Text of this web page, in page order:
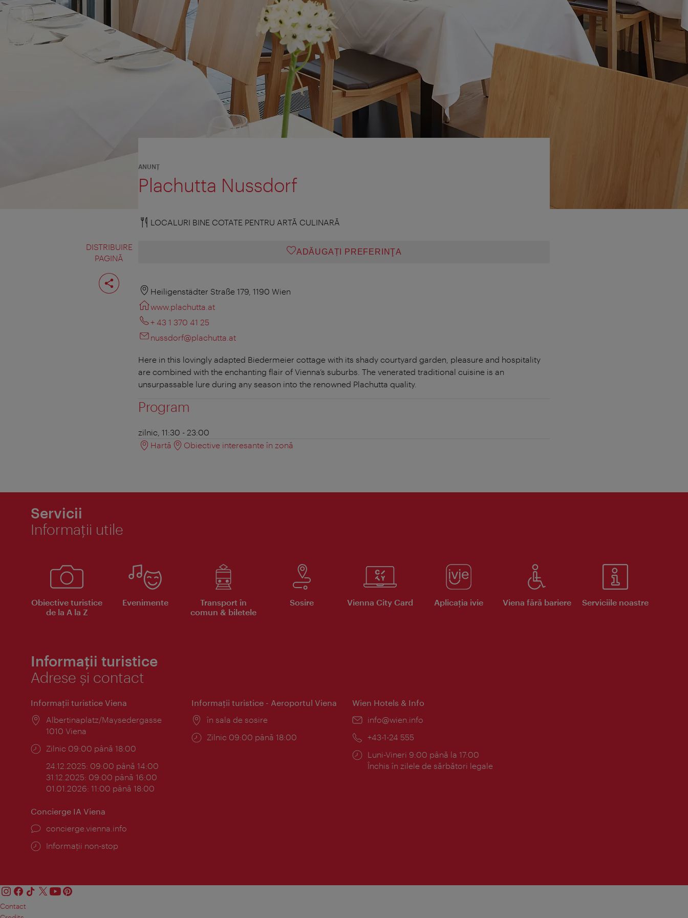
DISTRIBUIRE
PAGINĂ
Distribuiţi
pagina
ANUNŢ
Plachutta Nussdorf
LOCALURI BINE COTATE PENTRU ARTĂ CULINARĂ
ADĂUGAȚI PREFERINŢA
Heiligenstädter Straße 179, 1190 Wien
www.plachutta.at
+ 43 1 370 41 25
nussdorf@plachutta.at
Here in this lovingly adapted Biedermeier cottage with its shady courtyard garden, pleasure and hospitality
are combined with the enchanting flair of Vienna’s suburbs. The venerated traditional cuisine is an
unsurpassable lure during any season into the renowned Plachutta quality.
Program
zilnic, 11:30 - 23:00
Hartă
Obiective interesante în zonă
Servicii
Informaţii utile
Obiective turistice
de la A la Z
Evenimente
Transport în
comun & biletele
Sosire Vienna City Card Aplicaţia ivie Viena fără bariere Serviciile noastre
Informații turistice
Adrese și contact
Informaţii turistice Viena
Locul:
Albertinaplatz/Maysedergasse
1010 Viena
Program:
Zilnic 09:00 până 18:00
24.12.2025: 09:00 până 14:00
31.12.2025: 09:00 până 16:00
01.01.2026: 11:00 până 18:00
Informaţii turistice - Aeroportul Viena
Locul:
în sala de sosire
Program:
Zilnic 09:00 până 18:00
Wien Hotels & Info
E-
info@wien.info
Telefon:
+43-1-24 555
Program:
Luni-Vineri 9:00 până la 17:00
Închis în zilele de sărbători legale
Concierge IA Viena
concierge.vienna.info
Informații non-stop
Contact